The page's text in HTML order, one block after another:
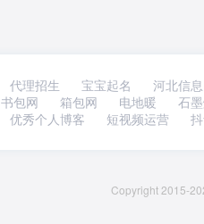
代理招生 宝宝起名 河北信
书包网 箱包网 电地暖 石
优秀个人博客 短视频运营
Copyright 2015-